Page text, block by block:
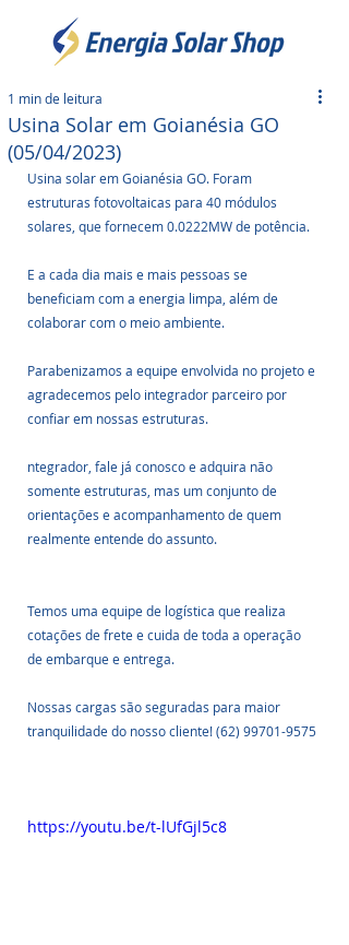
Usina Solar em Goianésia GO
(05/04/2023)
1 min de leitura
Usina solar em Goianésia GO. Foram
estruturas fotovoltaicas para 40 módulos
solares, que fornecem 0.0222MW de potência.
E a cada dia mais e mais pessoas se
beneficiam com a energia limpa, além de
colaborar com o meio ambiente.
Parabenizamos a equipe envolvida no projeto e
agradecemos pelo integrador parceiro por
confiar em nossas estruturas.
ntegrador, fale já conosco e adquira não
somente estruturas, mas um conjunto de
orientações e acompanhamento de quem
realmente entende do assunto.
Temos uma equipe de logística que realiza
cotações de frete e cuida de toda a operação
de embarque e entrega.
Nossas cargas são seguradas para maior
tranquilidade do nosso cliente! (62) 99701-9575
https://youtu.be/t-lUfGjl5c8